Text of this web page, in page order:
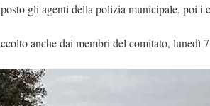
gli agenti della polizia municipale, poi i
anche dai membri del comitato, lunedì